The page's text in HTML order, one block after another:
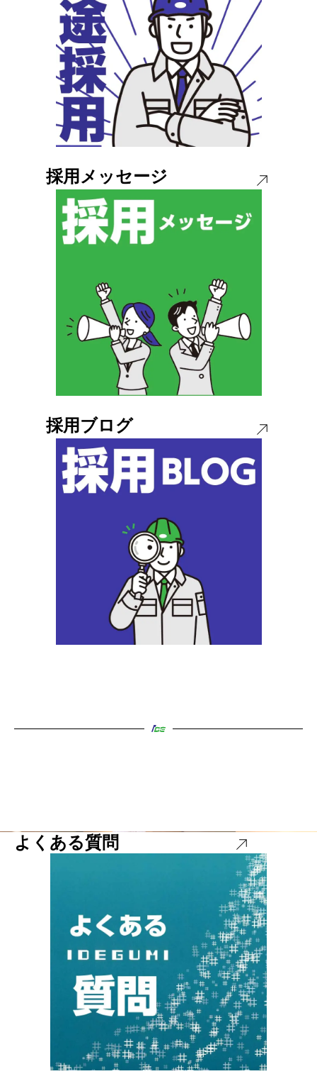
採用メッセージ
採用ブログ
よくある質問